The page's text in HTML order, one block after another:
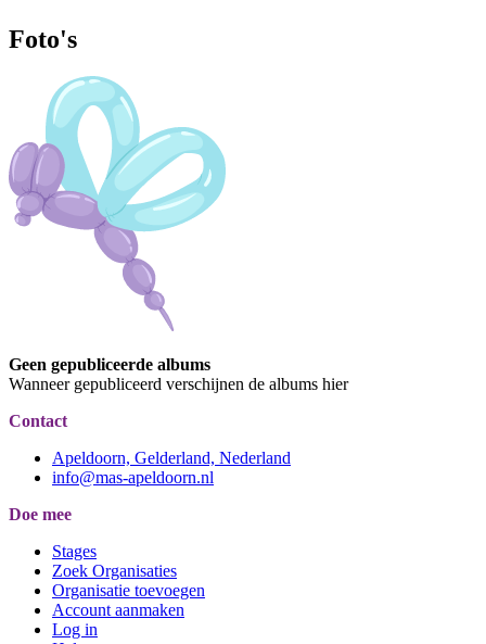
Foto's
Geen gepubliceerde albums
Wanneer gepubliceerd verschijnen de albums hier
Contact
Apeldoorn, Gelderland, Nederland
info@mas-apeldoorn.nl
Doe mee
Stages
Zoek Organisaties
Organisatie toevoegen
Account aanmaken
Log in